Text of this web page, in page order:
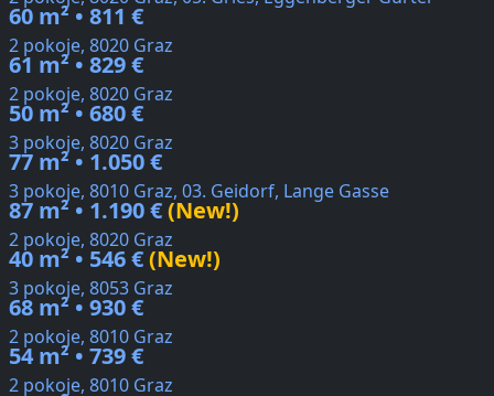
60 m² • 811 €
2 pokoje, 8020 Graz
61 m² • 829 €
2 pokoje, 8020 Graz
50 m² • 680 €
3 pokoje, 8020 Graz
77 m² • 1.050 €
3 pokoje, 8010 Graz, 03. Geidorf, Lange Gasse
87 m² • 1.190 €(New!)
2 pokoje, 8020 Graz
40 m² • 546 €(New!)
3 pokoje, 8053 Graz
68 m² • 930 €
2 pokoje, 8010 Graz
54 m² • 739 €
2 pokoje, 8010 Graz